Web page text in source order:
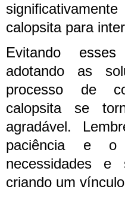
calopsita para
Evitando
adotando as
processo de
calopsita se
agradável.
paciência e o
necessidades
criando um